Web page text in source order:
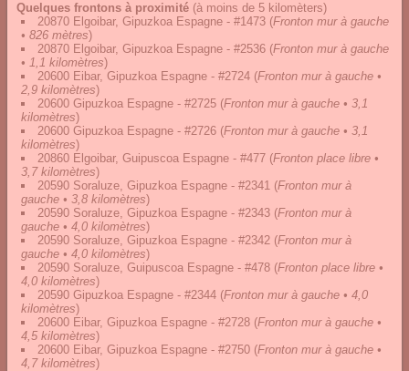
Quelques frontons à proximité (à moins de 5 kilomèters)
20870 Elgoibar, Gipuzkoa Espagne - #1473 (Fronton mur à gauche
• 826 mètres)
20870 Elgoibar, Gipuzkoa Espagne - #2536 (Fronton mur à gauche
• 1,1 kilomètres)
20600 Eibar, Gipuzkoa Espagne - #2724 (Fronton mur à gauche •
2,9 kilomètres)
20600 Gipuzkoa Espagne - #2725 (Fronton mur à gauche • 3,1
kilomètres)
20600 Gipuzkoa Espagne - #2726 (Fronton mur à gauche • 3,1
kilomètres)
20860 Elgoibar, Guipuscoa Espagne - #477 (Fronton place libre •
3,7 kilomètres)
20590 Soraluze, Gipuzkoa Espagne - #2341 (Fronton mur à
gauche • 3,8 kilomètres)
20590 Soraluze, Gipuzkoa Espagne - #2343 (Fronton mur à
gauche • 4,0 kilomètres)
20590 Soraluze, Gipuzkoa Espagne - #2342 (Fronton mur à
gauche • 4,0 kilomètres)
20590 Soraluze, Guipuscoa Espagne - #478 (Fronton place libre •
4,0 kilomètres)
20590 Gipuzkoa Espagne - #2344 (Fronton mur à gauche • 4,0
kilomètres)
20600 Eibar, Gipuzkoa Espagne - #2728 (Fronton mur à gauche •
4,5 kilomètres)
20600 Eibar, Gipuzkoa Espagne - #2750 (Fronton mur à gauche •
4,7 kilomètres)